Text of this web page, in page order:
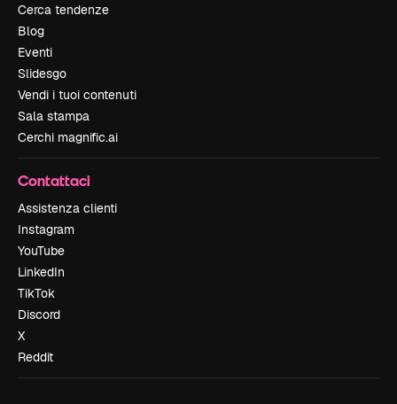
Cerca tendenze
Blog
Eventi
Slidesgo
Vendi i tuoi contenuti
Sala stampa
Cerchi magnific.ai
Contattaci
Assistenza clienti
Instagram
YouTube
LinkedIn
TikTok
Discord
X
Reddit